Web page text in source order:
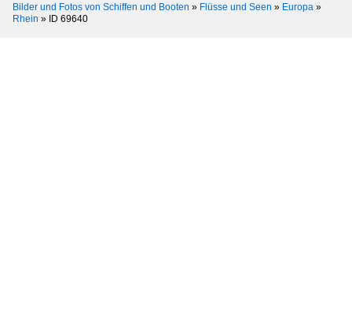
Bilder und Fotos von Schiffen und Booten » Flüsse und Seen » Europa »
Rhein » ID 69640